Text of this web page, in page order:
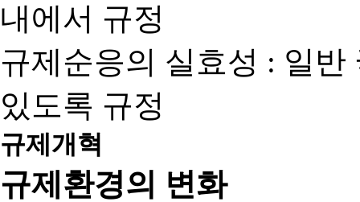
내에서 규정
규제순응의 실효성 : 일
있도록 규정
규제개혁
규제환경의 변화